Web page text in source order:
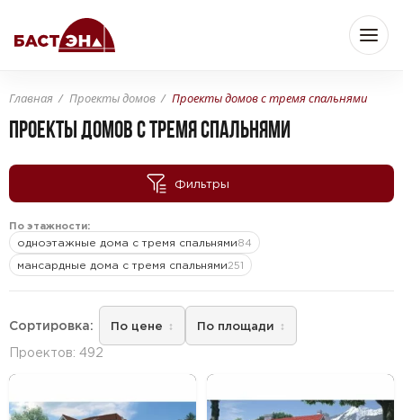
Главная Проекты домов Проекты домов с тремя спальнями
ПРОЕКТЫ ДОМОВ С ТРЕМЯ СПАЛЬНЯМИ
Фильтры
По этажности:
одноэтажные дома с тремя спальнями84
мансардные дома с тремя спальнями251
Сортировка: По цене По площади
Проектов: 492
Бюджет
Площадь
От — До
Комнат